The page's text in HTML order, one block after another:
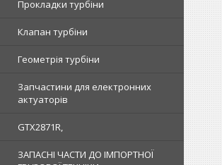
Прокладки турбіни
Клапан турбіни
Геометрія турбіни
Запчастини для електронних
актуаторів
GTX2871R,
ЗАПАСНІ ЧАСТИ ДО ІМПОРТНОЇ